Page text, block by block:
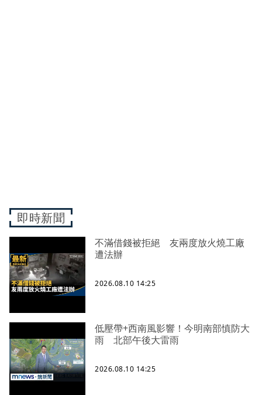
即時新聞
不滿借錢被拒絕 友兩度放火燒工廠
遭法辦
2026.08.10 14:25
低壓帶+西南風影響！今明南部慎防大
雨 北部午後大雷雨
2026.08.10 14:25